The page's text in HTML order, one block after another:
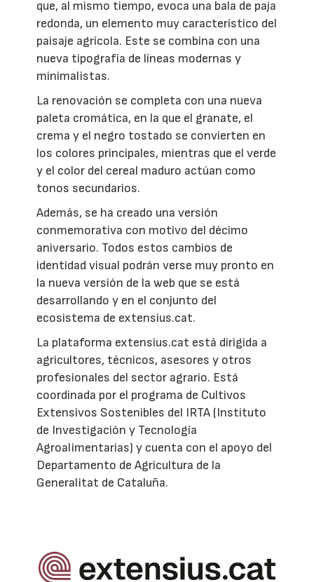
que, al mismo tiempo, evoca una bala de paja
redonda, un elemento muy característico del
paisaje agrícola. Este se combina con una
nueva tipografía de líneas modernas y
minimalistas.
La renovación se completa con una nueva
paleta cromática, en la que el granate, el
crema y el negro tostado se convierten en
los colores principales, mientras que el verde
y el color del cereal maduro actúan como
tonos secundarios.
Además, se ha creado una versión
conmemorativa con motivo del décimo
aniversario. Todos estos cambios de
identidad visual podrán verse muy pronto en
la nueva versión de la web que se está
desarrollando y en el conjunto del
ecosistema de extensius.cat.
La plataforma extensius.cat está dirigida a
agricultores, técnicos, asesores y otros
profesionales del sector agrario. Está
coordinada por el programa de Cultivos
Extensivos Sostenibles del IRTA (Instituto
de Investigación y Tecnología
Agroalimentarias) y cuenta con el apoyo del
Departamento de Agricultura de la
Generalitat de Cataluña.